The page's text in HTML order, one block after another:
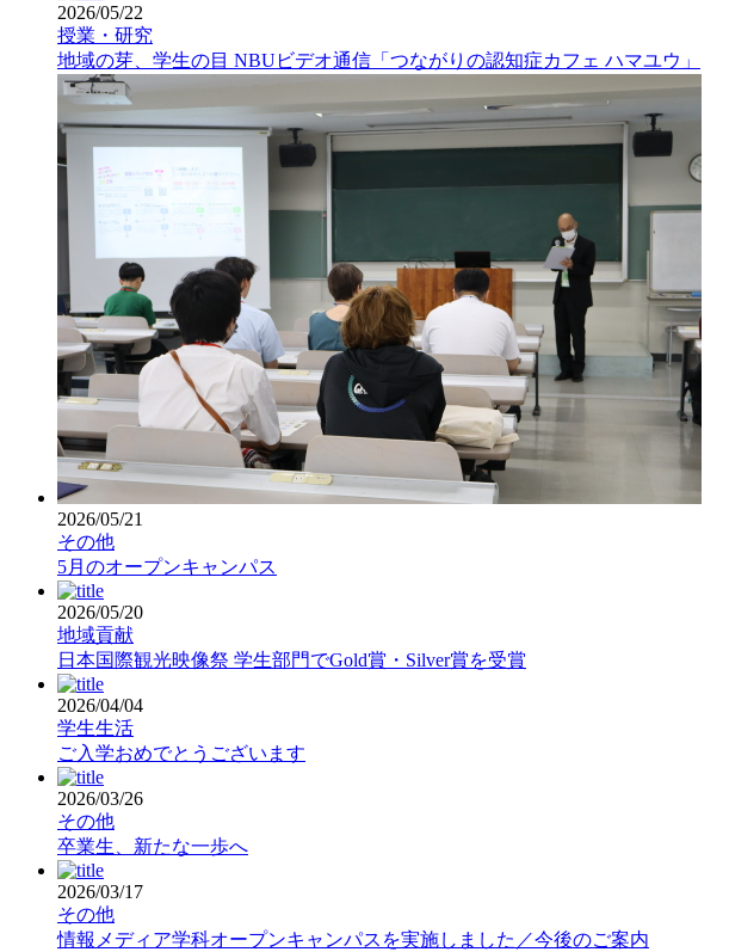
2026/05/22
授業・研究
地域の芽、学生の目 NBUビデオ通信「つながりの認知症カフェ ハマユウ」
2026/05/21
その他
5月のオープンキャンパス
2026/05/20
地域貢献
日本国際観光映像祭 学生部門でGold賞・Silver賞を受賞
2026/04/04
学生生活
ご入学おめでとうございます
2026/03/26
その他
卒業生、新たな一歩へ
2026/03/17
その他
情報メディア学科オープンキャンパスを実施しました／今後のご案内